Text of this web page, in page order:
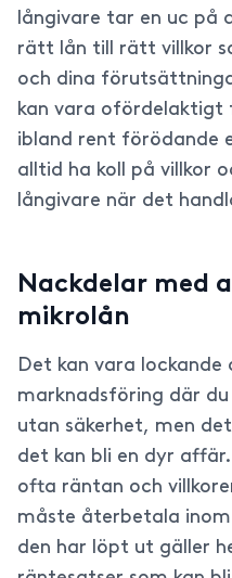
långivare tar en uc på
rätt lån till rätt villkor
och dina
kan vara ofördelaktigt
ibland rent förödande
alltid ha koll på villkor
långivare när det
Nackdelar
mikrolån
Det kan vara
marknadsföring där
utan säkerhet, men
det kan bli en dyr
ofta räntan och
måste återbetala
den har löpt ut gäller